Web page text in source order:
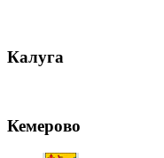
Калуга
Кемерово